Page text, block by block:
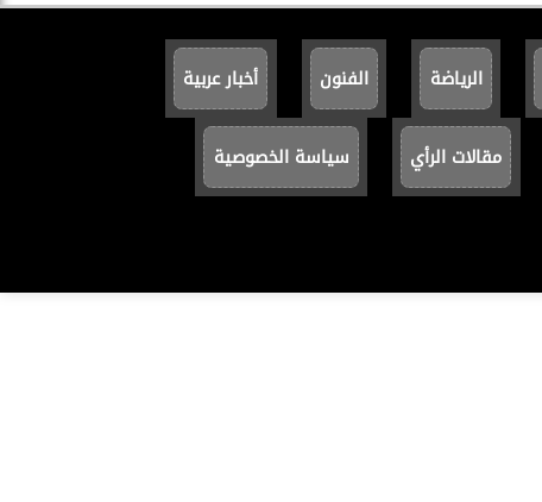
الرياضة الفنون أخبار عربية
مقالات الرأي سياسة الخصوصية